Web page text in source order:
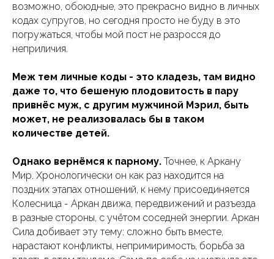
возможно, обоюдные, это прекрасно видно в личных
кодах супругов, но сегодня просто не буду в это
погружаться, чтобы мой пост не разросся до
неприличия.
Меж тем личные коды - это кладезь, там видно
даже то, что бешеную плодовитость в пару
привнёс муж, с другим мужчиной Мэрил, быть
может, не реализовалась бы в таком
количестве детей.
Однако вернёмся к парному. Точнее, к Аркану
Мир. Хронологически он как раз находится на
поздних этапах отношений, к нему присоединяется
Колесница - Аркан движа, передвижений и разъезда
в разные стороны, с учётом соседней энергии. Аркан
Сила добивает эту тему: сложно быть вместе,
нарастают конфликты, непримиримость, борьба за